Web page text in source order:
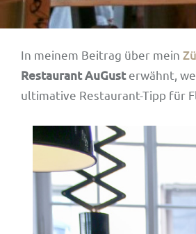
In meinem Beitrag über mein
Restaurant AuGust erwähnt,
ultimative Restaurant-Tipp für